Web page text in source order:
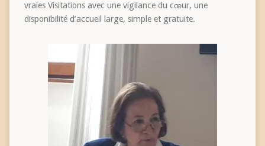
vraies Visitations avec une vigilance du cœur, une
disponibilité d’accueil large, simple et gratuite.